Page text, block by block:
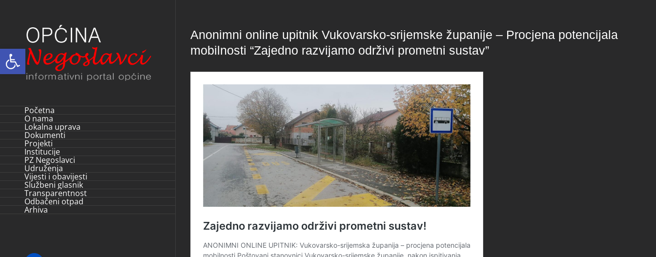
Open toolbar
Početna
O nama
Lokalna uprava
Dokumenti
Projekti
Institucije
PZ Negoslavci
Udruženja
Vijesti i obavijesti
Službeni glasnik
Transparentnost
Odbačeni otpad
Arhiva
Anonimni online upitnik Vukovarsko-srijemske županije – Procjena potencijala
mobilnosti “Zajedno razvijamo održivi prometni sustav”